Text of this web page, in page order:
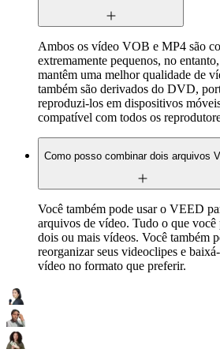
Ambos os vídeo VOB e MP4 são
extremamente pequenos, no
mantêm uma melhor qualidade de
também são derivados do DVD,
reproduzi-los em dispositivos
compatível com todos os
Como posso combinar dois arquivos
Você também pode usar o VEED
arquivos de vídeo. Tudo o que você
dois ou mais vídeos. Você também
reorganizar seus videoclipes e
vídeo no formato que preferir.